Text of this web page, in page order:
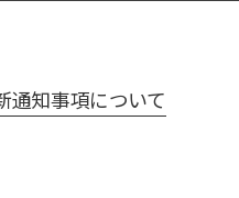
通知事項について